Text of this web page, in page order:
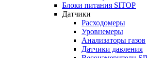
Блоки питания SITOP
Датчики
Расходомеры
Уровнемеры
Анализаторы газов
Датчики давления